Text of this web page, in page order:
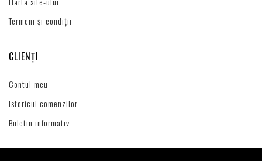
Termeni și condiții
CLIENȚI
Contul meu
Istoricul comenzilor
Buletin informativ